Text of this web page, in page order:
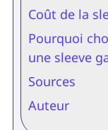
Coût de la
Pourquoi
une sleeve
Sources
Auteur